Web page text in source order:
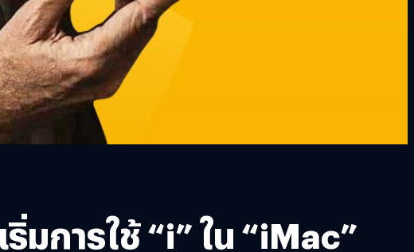
การใช้ “i” ใน “iMac”